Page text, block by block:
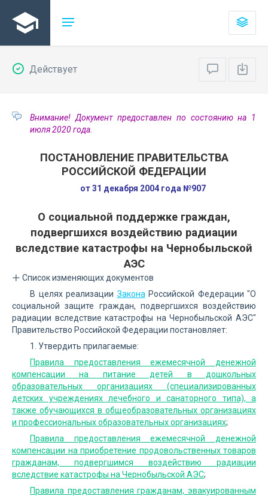
Действует
Внимание! Документ предоставлен по состоянию на 1
июля 2020 года.
ПОСТАНОВЛЕНИЕ ПРАВИТЕЛЬСТВА
РОССИЙСКОЙ ФЕДЕРАЦИИ
от 31 декабря 2004 года №907
О социальной поддержке граждан,
подвергшихся воздействию радиации
вследствие катастрофы на Чернобыльской
АЭС
Список изменяющих документов
В целях реализации Закона Российской Федерации "О
социальной защите граждан, подвергшихся воздействию
радиации вследствие катастрофы на Чернобыльской АЭС"
Правительство Российской Федерации постановляет:
1. Утвердить прилагаемые:
Правила предоставления ежемесячной денежной
компенсации на питание детей в дошкольных
образовательных организациях (специализированных
детских учреждениях лечебного и санаторного типа), а
также обучающихся в общеобразовательных организациях
и профессиональных образовательных организациях;
Правила предоставления ежемесячной денежной
компенсации на приобретение продовольственных товаров
гражданам, подвергшимся воздействию радиации
вследствие катастрофы на Чернобыльской АЭС;
Правила предоставления гражданам, эвакуированным